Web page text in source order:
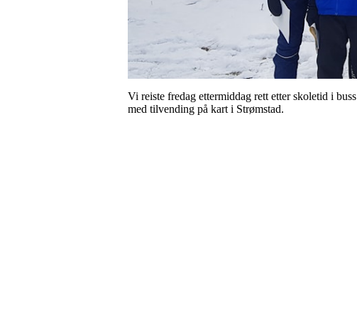
Vi reiste fredag ettermiddag rett etter skoletid i
med tilvending på kart i Strømstad.